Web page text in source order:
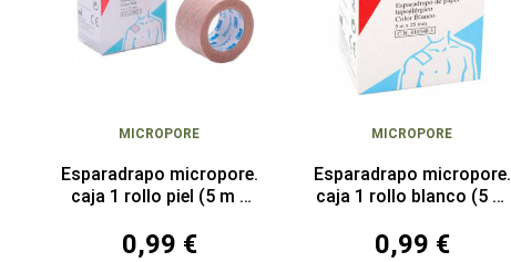
MICROPORE
Esparadrapo micropore.
caja 1 rollo piel (5 m x
0,99 €
MICROPORE
Esparadrapo micropore.
caja 1 rollo blanco (5 m
0,99 €